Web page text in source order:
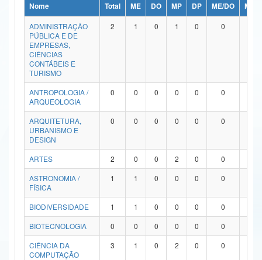
Ministério da Ciência, Tecnologia, Inovações e Comunicações
Ministério do Meio Ambiente
Ministério do Turismo
Ministério do Desenvolvimento Regional
Controladoria-Geral da União
Ministério da Mulher, da Família e dos Direitos Humanos
Secretaria de Governo
Advocacia-Geral da União
Banco Central do Brasil
Nome Total ME DO MP DP ME/DO
MP/
ADMINISTRAÇÃO
PÚBLICA E DE
EMPRESAS,
CIÊNCIAS
CONTÁBEIS E
TURISMO
2 1 0 1 0 0
ANTROPOLOGIA /
ARQUEOLOGIA
0 0 0 0 0 0
ARQUITETURA,
URBANISMO E
DESIGN
0 0 0 0 0 0
ARTES 2 0 0 2 0 0
ASTRONOMIA /
FÍSICA
1 1 0 0 0 0
BIODIVERSIDADE 1 1 0 0 0 0
BIOTECNOLOGIA
0 0 0 0 0 0
CIÊNCIA DA
COMPUTAÇÃO
3 1 0 2 0 0